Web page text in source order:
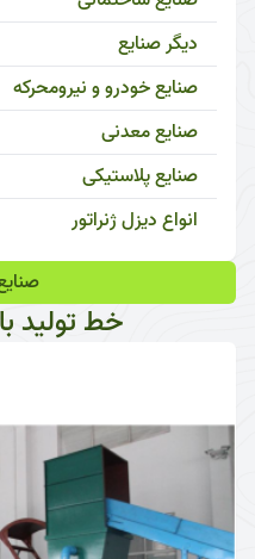
دیگر صنایع
صنایع خودرو و نیرومحرکه
صنایع معدنی
صنایع پلاستیکی
انواع دیزل ژنراتور
خط تولید